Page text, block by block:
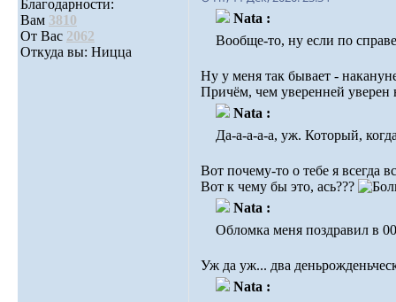
Благодарности:
Вам 3810
От Вас 2062
Откуда вы: Ницца
Nata :
Вообще-то, ну если по
Ну у меня так бывает -
Причём, чем уверенней уверен
Nata :
Да-а-а-а-а, уж. Который,
Вот почему-то о тебе я всегда
Вот к чему бы это, ась???
Nata :
Обломка меня поздравил в
Уж да уж... два
Nata :